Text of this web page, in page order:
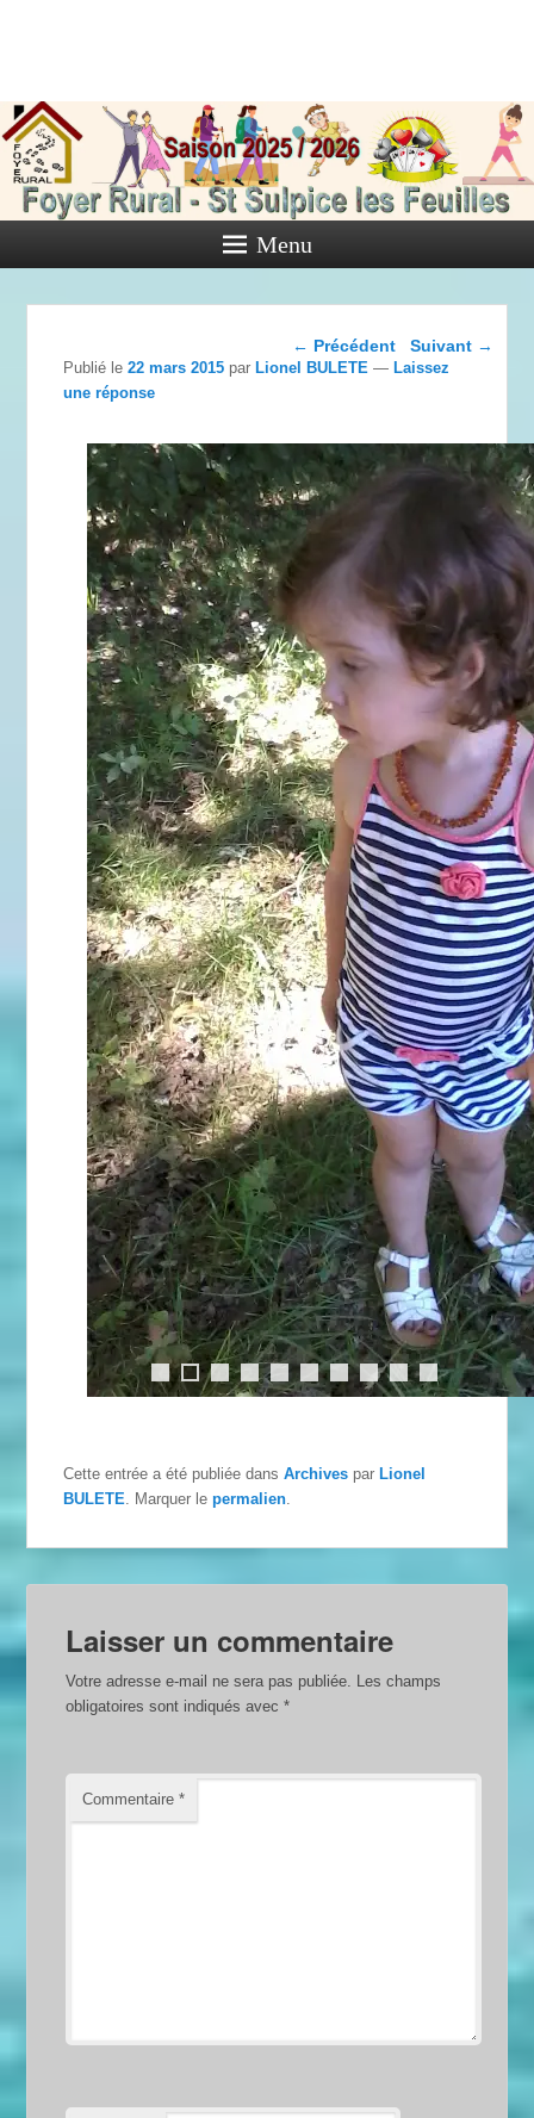
de Saint
Sulpice les
Feuilles
Activités diverses de l'Association
Menu
Navigation dans les
articles
← Précédent Suivant →
Publié le22 mars 2015 parLionel BULETE —Laissez
une réponse
0
Cette entrée a été publiée dansArchives parLionel
BULETE . Marquer lepermalien
Laisser un commentaire
Votre adresse e-mail ne sera pas publiée. Les champs
obligatoires sont indiqués avec*
Commentaire*